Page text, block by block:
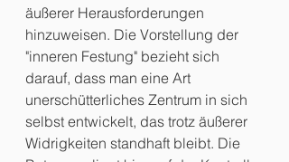
äußerer Herausforderungen
hinzuweisen. Die Vorstellung der
"inneren Festung" bezieht sich
darauf, dass man eine Art
unerschütterliches Zentrum in sich
selbst entwickelt, das trotz äußerer
Widrigkeiten standhaft bleibt. Die